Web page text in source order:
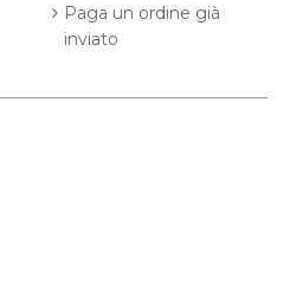
Paga un ordine già
inviato